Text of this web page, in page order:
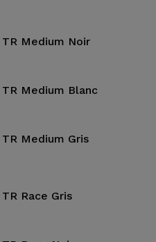
Medium Noir
Medium Blanc
Medium Gris
Race Gris